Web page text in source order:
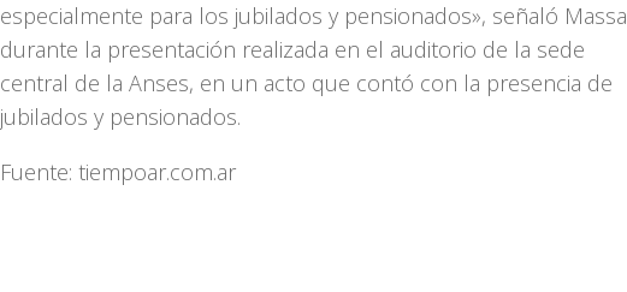
especialmente para los jubilados y pensionados», señaló Massa
durante la presentación realizada en el auditorio de la sede
central de la Anses, en un acto que contó con la presencia de
jubilados y pensionados.
Fuente: tiempoar.com.ar